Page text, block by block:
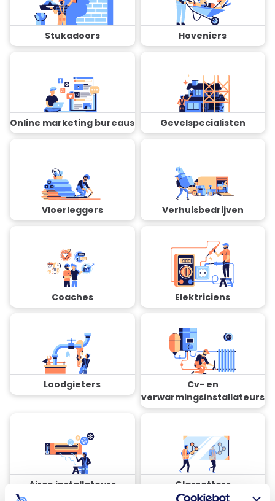
Stukadoors Hoveniers
Online marketing bureaus Gevelspecialisten
Vloerleggers Verhuisbedrijven
Coaches Elektriciens
Loodgieters
Cv- en
verwarmingsinstallateurs
Airco installateurs Glaszetters